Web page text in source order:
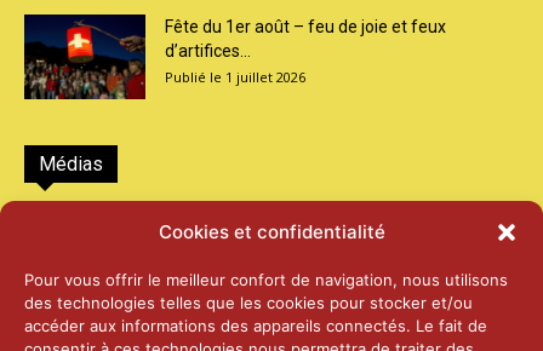
Cookies et confidentialité
Pour vous offrir le meilleur confort de navigation, nous utilisons
des technologies telles que les cookies pour stocker et/ou
accéder aux informations des appareils connectés. Le fait de
Fête du 1er août – feu de joie et feux
d’artifices...
1 juillet 2026
Médias
2026 – Laiterie d’Orsières et Abbaye de St-
25 juin 2026
2025 – Palais Fédéral – Berne